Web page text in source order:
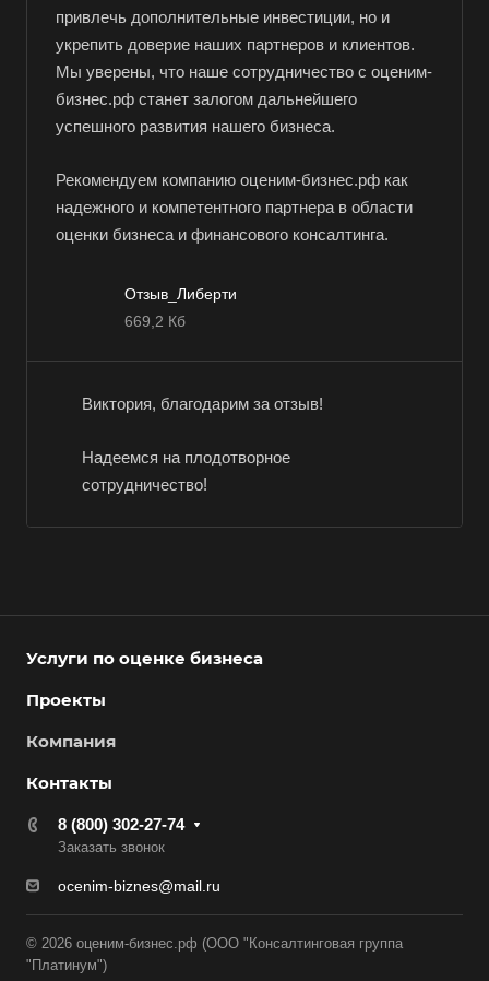
привлечь дополнительные инвестиции, но и
укрепить доверие наших партнеров и клиентов.
Мы уверены, что наше сотрудничество с оценим-
бизнес.рф станет залогом дальнейшего
успешного развития нашего бизнеса.
Рекомендуем компанию оценим-бизнес.рф как
надежного и компетентного партнера в области
оценки бизнеса и финансового консалтинга.
Отзыв_Либерти
669,2 Кб
Виктория, благодарим за отзыв!
Надеемся на плодотворное
сотрудничество!
Услуги по оценке бизнеса
Проекты
Компания
Контакты
8 (800) 302-27-74
Заказать звонок
ocenim-biznes@mail.ru
© 2026 оценим-бизнес.рф (ООО "Консалтинговая группа
"Платинум")
Балабаново
Балаково
Балашиха
Барнаул
Белая Калитва
Белебей
Белово
Белорецк
Бирск
Бирюч
Благовещенск
Благодарный
Богородицк
Боготол
Бор